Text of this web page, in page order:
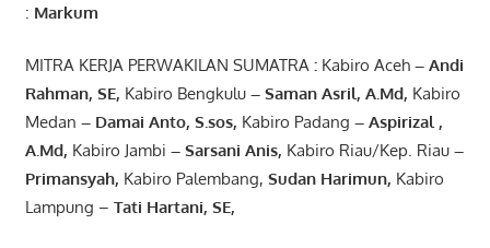
: Markum
MITRA KERJA PERWAKILAN SUMATRA :Kabiro Aceh– Andi
Rahman, SE, Kabiro Bengkulu– Saman Asril, A.Md, Kabiro
Medan – Damai Anto, S.sos, Kabiro Padang – Aspirizal ,
A.Md, Kabiro Jambi – Sarsani Anis, Kabiro Riau/Kep. Riau–
Primansyah, Kabiro Palembang, Sudan Harimun, Kabiro
Lampung – Tati Hartani, SE,